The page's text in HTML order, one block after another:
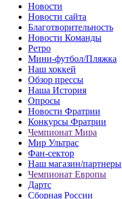
Новости
Новости сайта
Благотворительность
Новости Команды
Ретро
Мини-футбол/Пляжка
Наш хоккей
Обзор прессы
Наша История
Опросы
Новости Фратрии
Конкурсы Фратрии
Чемпионат Мира
Мир Ультрас
Фан-cектор
Наш магазин/партнеры
Чемпионат Европы
Дартс
Сборная России